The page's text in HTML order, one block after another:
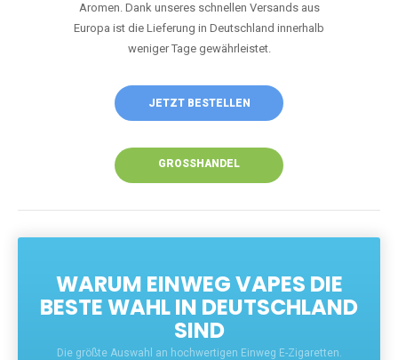
Aromen. Dank unseres schnellen Versands aus
Europa ist die Lieferung in Deutschland innerhalb
weniger Tage gewährleistet.
JETZT BESTELLEN
GROSSHANDEL
WARUM EINWEG VAPES DIE
BESTE WAHL IN DEUTSCHLAND
SIND
Die größte Auswahl an hochwertigen Einweg E-Zigaretten.